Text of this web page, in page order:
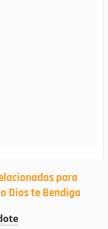
para
Dios te Bendiga